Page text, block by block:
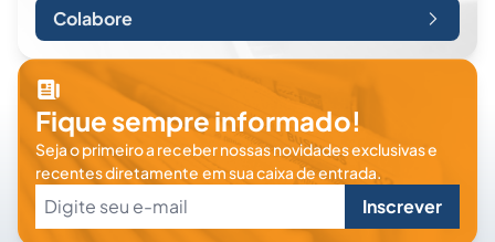
Colabore
Fique sempre informado!
Seja o primeiro a receber nossas novidades exclusivas e
recentes diretamente em sua caixa de entrada.
Inscrever